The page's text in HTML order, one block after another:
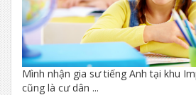
Mình nhận gia sư tiếng Anh tại khu
cũng là cư dân ...